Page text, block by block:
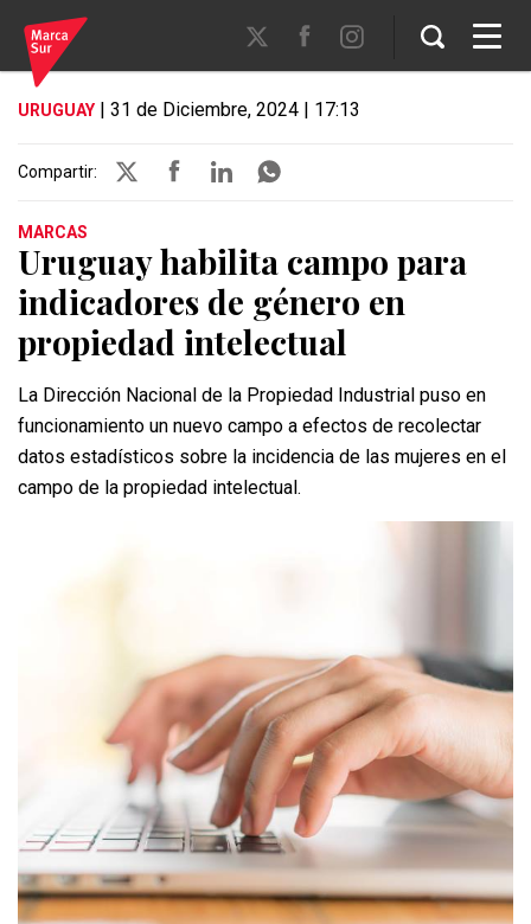
URUGUAY | 31 de Diciembre, 2024 | 17:13
Compartir:
MARCAS
Uruguay habilita campo para
indicadores de género en
propiedad intelectual
La Dirección Nacional de la Propiedad Industrial puso en
funcionamiento un nuevo campo a efectos de recolectar
datos estadísticos sobre la incidencia de las mujeres en el
campo de la propiedad intelectual.